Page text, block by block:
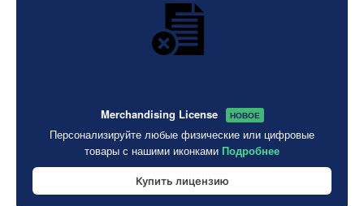
Merchandising License НОВОЕ
Персонализируйте любые физические или цифровые
товары с нашими иконками Подробнее
Купить лицензию